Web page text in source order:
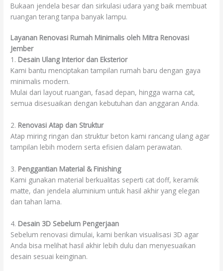
Bukaan jendela besar dan sirkulasi udara yang baik membuat
ruangan terang tanpa banyak lampu.
Layanan Renovasi Rumah Minimalis oleh Mitra Renovasi
Jember
1. Desain Ulang Interior dan Eksterior
Kami bantu menciptakan tampilan rumah baru dengan gaya
minimalis modern.
Mulai dari layout ruangan, fasad depan, hingga warna cat,
semua disesuaikan dengan kebutuhan dan anggaran Anda.
2. Renovasi Atap dan Struktur
Atap miring ringan dan struktur beton kami rancang ulang agar
tampilan lebih modern serta efisien dalam perawatan.
3. Penggantian Material & Finishing
Kami gunakan material berkualitas seperti cat doff, keramik
matte, dan jendela aluminium untuk hasil akhir yang elegan
dan tahan lama.
4. Desain 3D Sebelum Pengerjaan
Sebelum renovasi dimulai, kami berikan visualisasi 3D agar
Anda bisa melihat hasil akhir lebih dulu dan menyesuaikan
desain sesuai keinginan.